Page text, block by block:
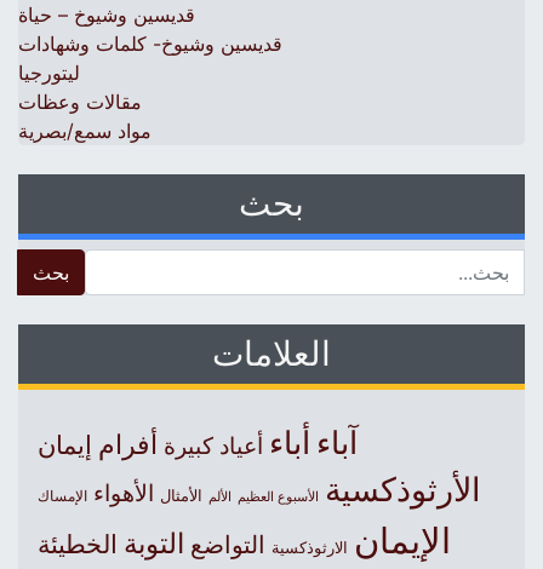
قديسين وشيوخ – حياة
قديسين وشيوخ- كلمات وشهادات
ليتورجيا
مقالات وعظات
مواد سمع/بصرية
بحث
العلامات
آباءأباء أعياد كبيرة أفرام إيمان
الأرثوذكسية الأسبوع العظيم الألم الأمثال الأهواء الإمساك
الإيمان الارثوذكسية التواضع التوبة الخطيئة